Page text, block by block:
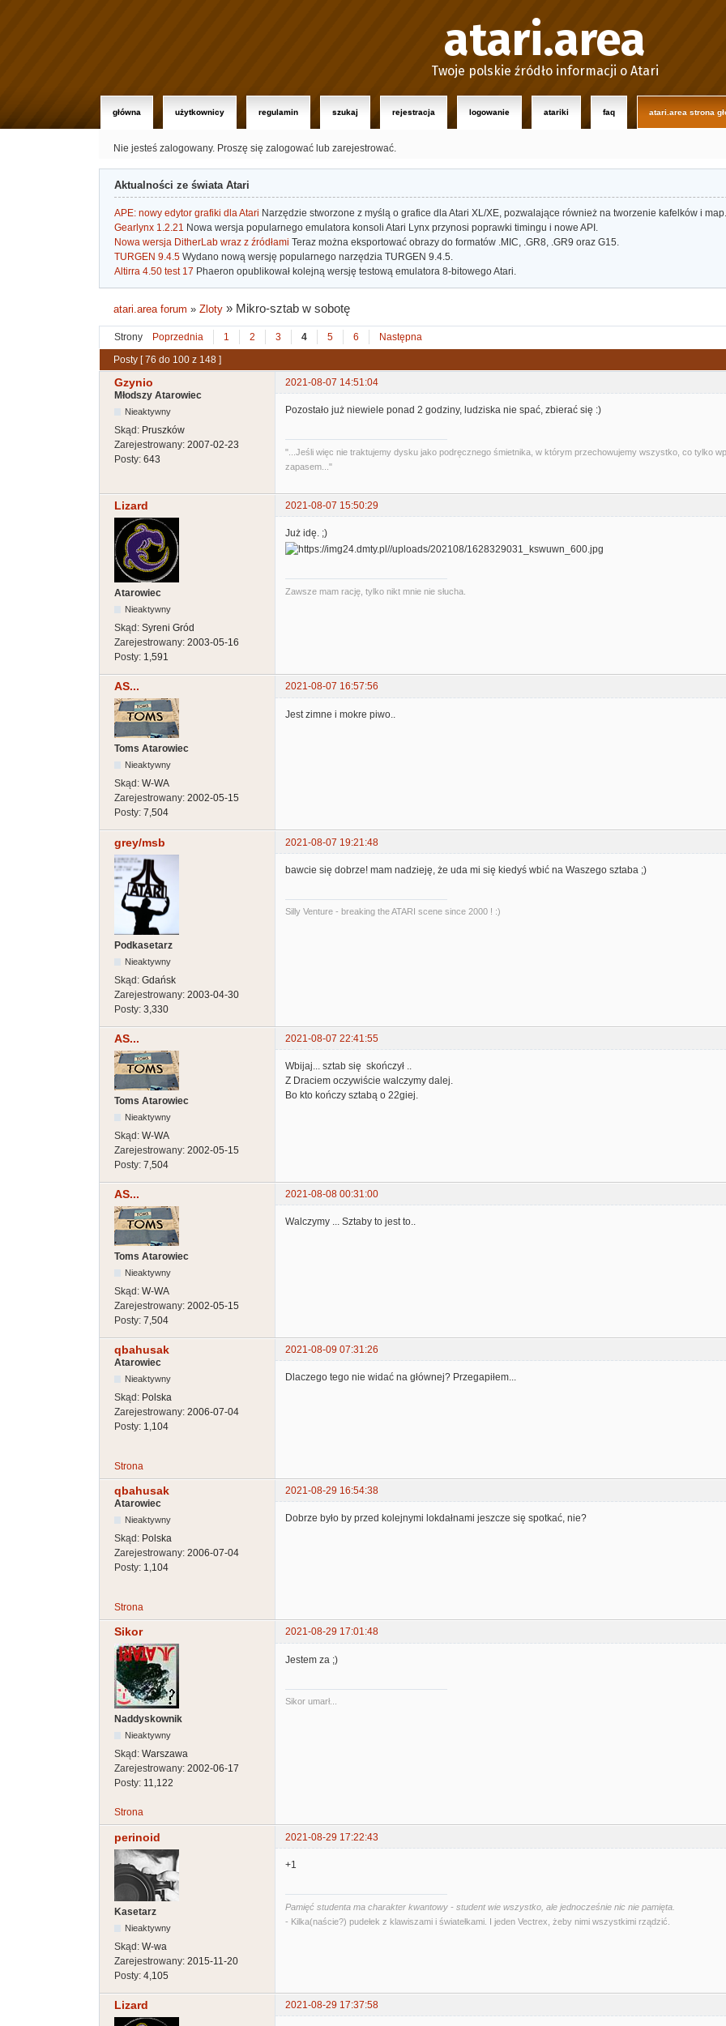
atari.area
Twoje polskie źródło informacji o Atari
główna użytkownicy regulamin szukaj rejestracja logowanie atariki faq atari.area strona
Nie jesteś zalogowany. Proszę się zalogować lub zarejestrować.
Aktualności ze świata Atari
APE: nowy edytor grafiki dla Atari Narzędzie stworzone z myślą o grafice dla Atari XL/XE, pozwalające również na tworzenie kafelków i map.
Gearlynx 1.2.21 Nowa wersja popularnego emulatora konsoli Atari Lynx przynosi poprawki timingu i nowe API.
Nowa wersja DitherLab wraz z źródłami Teraz można eksportować obrazy do formatów .MIC, .GR8, .GR9 oraz G15.
TURGEN 9.4.5 Wydano nową wersję popularnego narzędzia TURGEN 9.4.5.
Altirra 4.50 test 17 Phaeron opublikował kolejną wersję testową emulatora 8-bitowego Atari.
atari.area forum »Zloty » Mikro-sztab w sobotę
Strony Poprzednia 1 2 3 4 5 6 Następna
Posty [ 76 do 100 z 148 ]
Gzynio
2021-08-07 14:51:04
Młodszy Atarowiec
Nieaktywny
Skąd: Pruszków
Zarejestrowany: 2007-02-23
Posty: 643
Pozostało już niewiele ponad 2 godziny, ludziska nie spać, zbierać się :)
"...Jeśli więc nie traktujemy dysku jako podręcznego śmietnika, w którym przechowujemy wszystko, co tylko
zapasem..."
Lizard 2021-08-07 15:50:29
Atarowiec
Nieaktywny
Skąd: Syreni Gród
Zarejestrowany: 2003-05-16
Posty: 1,591
Już idę. ;)
Zawsze mam rację, tylko nikt mnie nie słucha.
AS... 2021-08-07 16:57:56
Toms Atarowiec
Nieaktywny
Skąd: W-WA
Zarejestrowany: 2002-05-15
Posty: 7,504
Jest zimne i mokre piwo..
grey/msb 2021-08-07 19:21:48
Podkasetarz
Nieaktywny
Skąd: Gdańsk
Zarejestrowany: 2003-04-30
Posty: 3,330
bawcie się dobrze! mam nadzieję, że uda mi się kiedyś wbić na Waszego sztaba ;)
Silly Venture - breaking the ATARI scene since 2000 ! :)
AS... 2021-08-07 22:41:55
Toms Atarowiec
Nieaktywny
Skąd: W-WA
Zarejestrowany: 2002-05-15
Posty: 7,504
Wbijaj... sztab się skończył ..
Z Draciem oczywiście walczymy dalej.
Bo kto kończy sztabą o 22giej.
AS... 2021-08-08 00:31:00
Toms Atarowiec
Nieaktywny
Skąd: W-WA
Zarejestrowany: 2002-05-15
Posty: 7,504
Walczymy ... Sztaby to jest to..
qbahusak
2021-08-09 07:31:26
Atarowiec
Nieaktywny
Skąd: Polska
Zarejestrowany: 2006-07-04
Posty: 1,104
Dlaczego tego nie widać na głównej? Przegapiłem...
Strona
qbahusak
2021-08-29 16:54:38
Atarowiec
Nieaktywny
Skąd: Polska
Zarejestrowany: 2006-07-04
Posty: 1,104
Dobrze było by przed kolejnymi lokdałnami jeszcze się spotkać, nie?
Strona
Sikor 2021-08-29 17:01:48
Naddyskownik
Nieaktywny
Skąd: Warszawa
Zarejestrowany: 2002-06-17
Posty: 11,122
Jestem za ;)
Sikor umarł...
Strona
perinoid 2021-08-29 17:22:43
Kasetarz
Nieaktywny
Skąd: W-wa
Zarejestrowany: 2015-11-20
Posty: 4,105
+1
Pamięć studenta ma charakter kwantowy - student wie wszystko, ale jednocześnie nic nie pamięta.
- Kilka(naście?) pudełek z klawiszami i światełkami. I jeden Vectrex, żeby nimi wszystkimi rządzić.
Lizard 2021-08-29 17:37:58